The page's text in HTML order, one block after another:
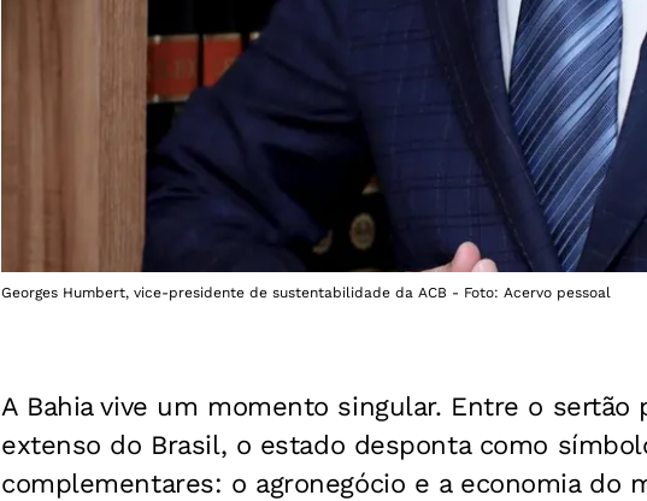
Georges Humbert, vice-presidente de sustentabilidade da ACB - Foto: Acervo pessoal
A Bahia vive um momento singular. Entre o
extenso do Brasil, o estado desponta como
complementares: o agronegócio e a economia do